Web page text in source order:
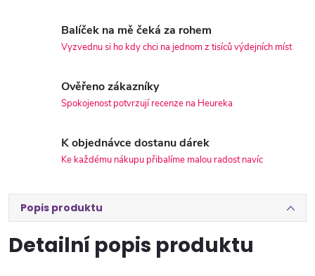
Balíček na mě čeká za rohem
Vyzvednu si ho kdy chci na jednom z tisíců výdejních míst
Ověřeno zákazníky
Spokojenost potvrzují recenze na Heureka
K objednávce dostanu dárek
Ke každému nákupu přibalíme malou radost navíc
Popis produktu
Detailní popis produktu